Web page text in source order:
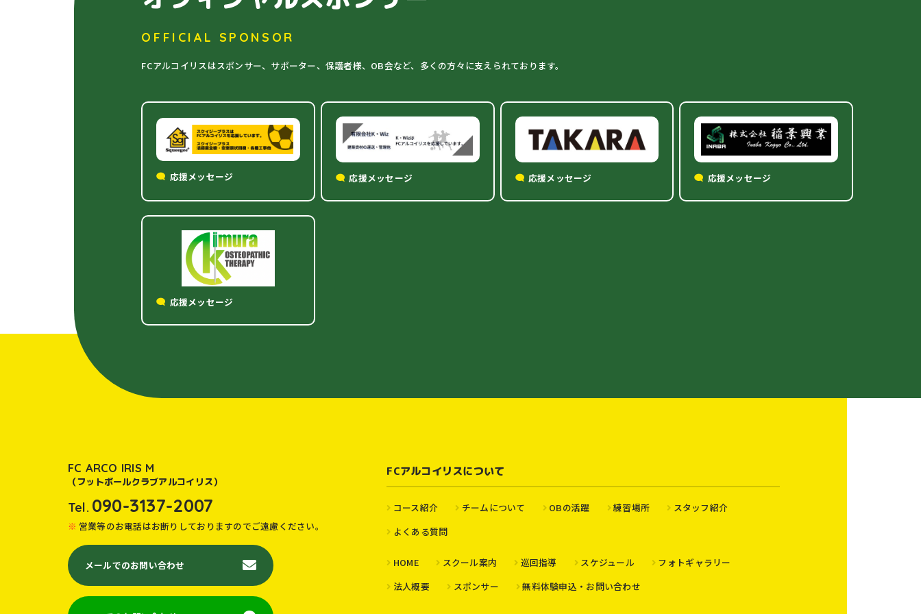
OFFICIAL SPONSOR
FCアルコイリスはスポンサー、サポーター、保護者様、OB会など、多くの方々に支えられております。
応援メッセージ 応援メッセージ 応援メッセージ 応援メッセージ
応援メッセージ
FC ARCO IRIS M
（フットボールクラブアルコイリス）
Tel. 090-3137-2007
営業等のお電話はお断りしておりますのでご遠慮ください。
メールでのお問い合わせ
FCアルコイリスについて
コース紹介 チームについて OBの活躍 練習場所
スタッフ紹介
よくある質問
HOME スクール案内 巡回指導 スケジュール
フォトギャラリー
法人概要
スポンサー 無料体験申込・お問い合わせ